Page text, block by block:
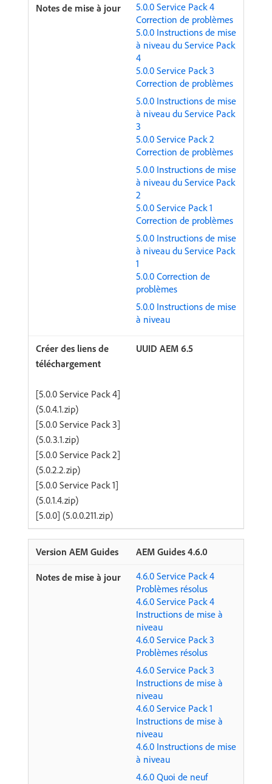
5.0.0 Service Pack 4
Correction de problèmes
5.0.0 Instructions de mise
à niveau du Service Pack
4
5.0.0 Service Pack 3
Correction de problèmes
5.0.0 Instructions de mise
à niveau du Service Pack
3
5.0.0 Service Pack 2
Correction de problèmes
5.0.0 Instructions de mise
à niveau du Service Pack
2
5.0.0 Service Pack 1
Correction de problèmes
5.0.0 Instructions de mise
à niveau du Service Pack
1
5.0.0 Correction de
problèmes
5.0.0 Instructions de mise
à niveau
UUID AEM 6.5
[5.0.0 Service Pack 4]
(5.0.4.1.zip)
[5.0.0 Service Pack 3]
(5.0.3.1.zip)
[5.0.0 Service Pack 2]
(5.0.2.2.zip)
[5.0.0 Service Pack 1]
(5.0.1.4.zip)
[5.0.0] (5.0.0.211.zip)
AEM Guides 4.6.0
4.6.0 Service Pack 4
Problèmes résolus
4.6.0 Service Pack 4
Instructions de mise à
niveau
4.6.0 Service Pack 3
Problèmes résolus
4.6.0 Service Pack 3
Instructions de mise à
niveau
4.6.0 Service Pack 1
Instructions de mise à
niveau
4.6.0 Instructions de mise
à niveau
4.6.0 Quoi de neuf ​